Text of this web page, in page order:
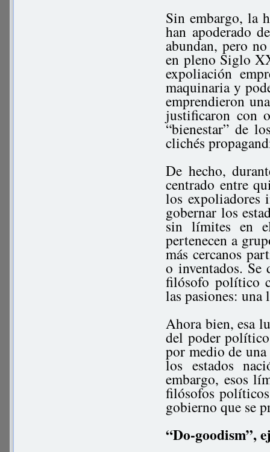
Sin embargo, la
han apoderado
abundan, pero
en pleno Siglo
expoliación
maquinaria y
emprendieron
justificaron con
“bienestar” de
clichés
De hecho,
centrado entre
los expoliadores
gobernar los
sin límites en
pertenecen a
más cercanos
o inventados. Se
filósofo político
las pasiones: una
Ahora bien, esa
del poder
por medio de una
los estados
embargo, esos
filósofos
gobierno que se
“Do-goodism”,